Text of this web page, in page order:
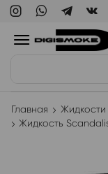
Главная Жидкости
Жидкость